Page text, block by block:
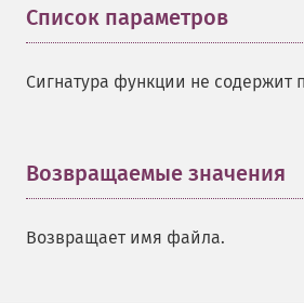
Список параметров
Сигнатура функции не содержит
Возвращаемые значения
Возвращает имя файла.